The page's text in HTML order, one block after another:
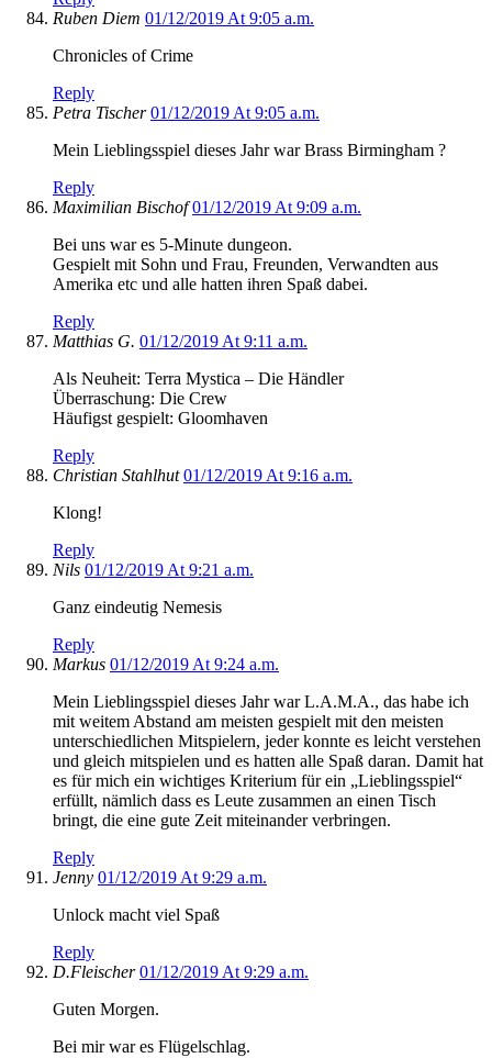
Ruben Diem 01/12/2019 At 9:05 a.m.
Chronicles of Crime
Reply
Petra Tischer 01/12/2019 At 9:05 a.m.
Mein Lieblingsspiel dieses Jahr war Brass Birmingham ?
Reply
Maximilian Bischof 01/12/2019 At 9:09 a.m.
Bei uns war es 5-Minute dungeon.
Gespielt mit Sohn und Frau, Freunden, Verwandten aus
Amerika etc und alle hatten ihren Spaß dabei.
Reply
Matthias G. 01/12/2019 At 9:11 a.m.
Als Neuheit: Terra Mystica – Die Händler
Überraschung: Die Crew
Häufigst gespielt: Gloomhaven
Reply
Christian Stahlhut 01/12/2019 At 9:16 a.m.
Klong!
Reply
Nils 01/12/2019 At 9:21 a.m.
Ganz eindeutig Nemesis
Reply
Markus 01/12/2019 At 9:24 a.m.
Mein Lieblingsspiel dieses Jahr war L.A.M.A., das habe ich
mit weitem Abstand am meisten gespielt mit den meisten
unterschiedlichen Mitspielern, jeder konnte es leicht verstehen
und gleich mitspielen und es hatten alle Spaß daran. Damit hat
es für mich ein wichtiges Kriterium für ein „Lieblingsspiel“
erfüllt, nämlich dass es Leute zusammen an einen Tisch
bringt, die eine gute Zeit miteinander verbringen.
Reply
Jenny 01/12/2019 At 9:29 a.m.
Unlock macht viel Spaß
Reply
D.Fleischer 01/12/2019 At 9:29 a.m.
Guten Morgen.
Bei mir war es Flügelschlag.